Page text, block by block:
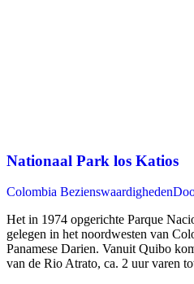
Nationaal Park los Katios
Colombia Bezienswaardigheden
Het in 1974 opgerichte Parque
gelegen in het noordwesten van
Panamese Darien. Vanuit Quibo
van de Rio Atrato, ca. 2 uur varen